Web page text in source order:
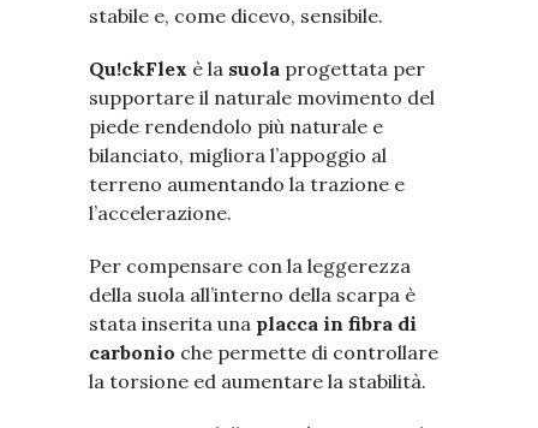
stabile e, come dicevo, sensibile.
Qu!ckFlex è la suola progettata per
supportare il naturale movimento del
piede rendendolo più naturale e
bilanciato, migliora l’appoggio al
terreno aumentando la trazione e
l’accelerazione.
Per compensare con la leggerezza
della suola all’interno della scarpa è
stata inserita una placca in fibra di
carbonio che permette di controllare
la torsione ed aumentare la stabilità.